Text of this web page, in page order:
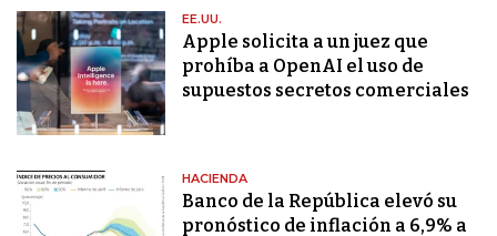
EE.UU.
Apple solicita a un juez que
prohíba a OpenAI el uso de
supuestos secretos comerciales
HACIENDA
Banco de la República elevó su
pronóstico de inflación a 6,9% a